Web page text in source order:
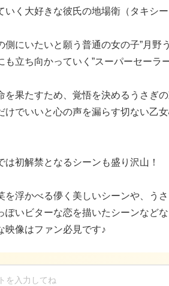
いく大好きな彼氏の地場衛（タキシー
側にいたいと願う普通の女の子”月野
も立ち向かっていく”スーパーセーラ
を果たすため、覚悟を決めるうさぎ
けでいいと心の声を漏らす切ない乙
は初解禁となるシーンも盛り沢山！
を浮かべる儚く美しいシーンや、う
ぽいビターな恋を描いたシーンなど
映像はファン必見です♪